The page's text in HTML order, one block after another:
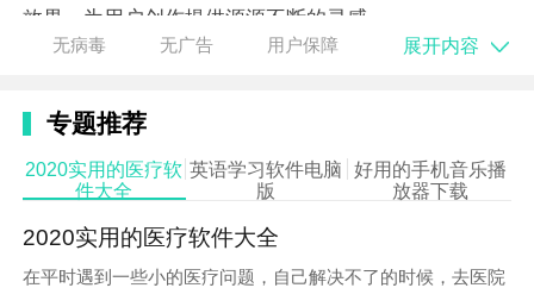
效果，为用户创作提供源源不断的灵感。
无病毒 无广告 用户保障 展开内容
专题推荐
2020实用的医疗软
件大全
英语学习软件电脑
版
好用的手机音乐播
放器下载
2020实用的医疗软件大全
在平时遇到一些小的医疗问题，自己解决不了的时候，去医院